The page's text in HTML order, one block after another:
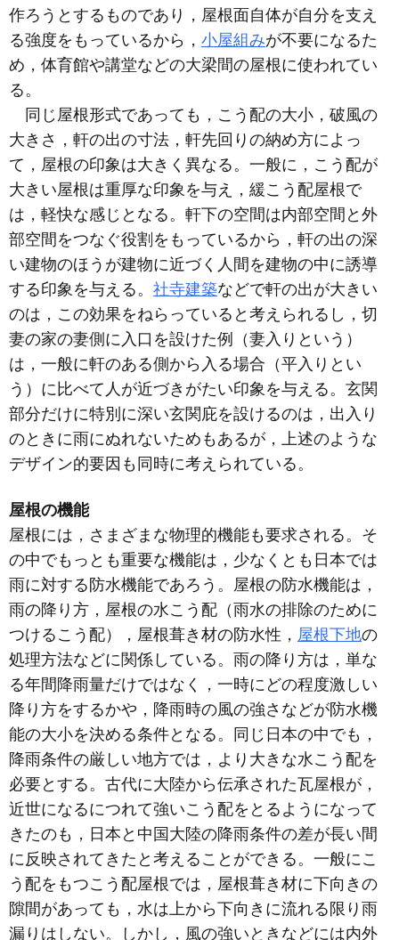
作ろうとするものであり，屋根面自体が自分を支え
る強度をもっているから， 小屋組みが不要になるた
め，体育館や講堂などの大梁間の屋根に使われてい
る。
同じ屋根形式であっても，こう配の大小，破風の
大きさ，軒の出の寸法，軒先回りの納め方によっ
て，屋根の印象は大きく異なる。一般に，こう配が
大きい屋根は重厚な印象を与え，緩こう配屋根で
は，軽快な感じとなる。軒下の空間は内部空間と外
部空間をつなぐ役割をもっているから，軒の出の深
い建物のほうが建物に近づく人間を建物の中に誘導
する印象を与える。 社寺建築などで軒の出が大きい
のは，この効果をねらっていると考えられるし，切
妻の家の妻側に入口を設けた例（妻入りという）
は，一般に軒のある側から入る場合（平入りとい
う）に比べて人が近づきがたい印象を与える。玄関
部分だけに特別に深い玄関庇を設けるのは，出入り
のときに雨にぬれないためもあるが，上述のような
デザイン的要因も同時に考えられている。
屋根の機能
屋根には，さまざまな物理的機能も要求される。そ
の中でもっとも重要な機能は，少なくとも日本では
雨に対する防水機能であろう。屋根の防水機能は，
雨の降り方，屋根の水こう配（雨水の排除のために
つけるこう配），屋根葺き材の防水性， 屋根下地の
処理方法などに関係している。雨の降り方は，単な
る年間降雨量だけではなく，一時にどの程度激しい
降り方をするかや，降雨時の風の強さなどが防水機
能の大小を決める条件となる。同じ日本の中でも，
降雨条件の厳しい地方では，より大きな水こう配を
必要とする。古代に大陸から伝承された瓦屋根が，
近世になるにつれて強いこう配をとるようになって
きたのも，日本と中国大陸の降雨条件の差が長い間
に反映されてきたと考えることができる。一般にこ
う配をもつこう配屋根では，屋根葺き材に下向きの
隙間があっても，水は上から下向きに流れる限り雨
漏りはしない。しかし，風の強いときなどには内外